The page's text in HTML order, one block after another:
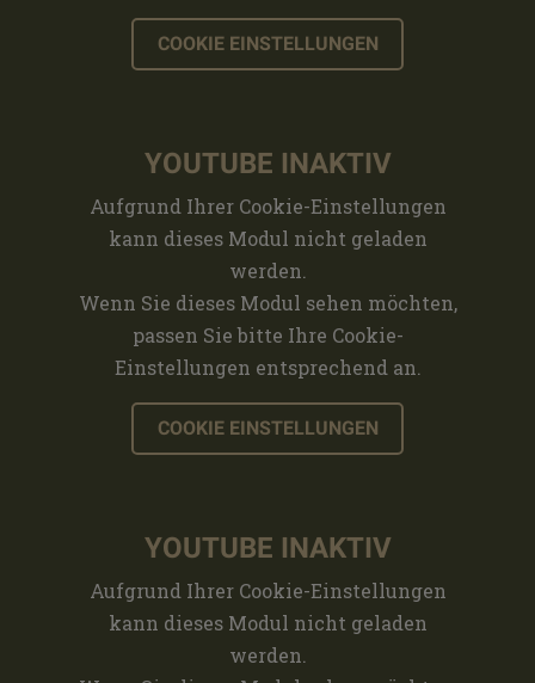
COOKIE EINSTELLUNGEN
YOUTUBE INAKTIV
Aufgrund Ihrer Cookie-Einstellungen
kann dieses Modul nicht geladen
werden.
Wenn Sie dieses Modul sehen möchten,
passen Sie bitte Ihre Cookie-
Einstellungen entsprechend an.
COOKIE EINSTELLUNGEN
YOUTUBE INAKTIV
Aufgrund Ihrer Cookie-Einstellungen
kann dieses Modul nicht geladen
werden.